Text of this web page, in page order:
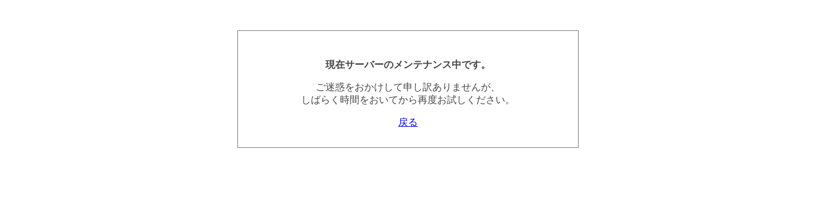
現在サーバーのメンテナンス中です。
ご迷惑をおかけして申し訳ありませんが、
しばらく時間をおいてから再度お試しください。
戻る